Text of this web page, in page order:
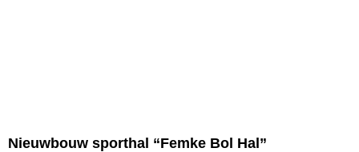
Nieuwbouw sporthal “Femke Bol Hal”